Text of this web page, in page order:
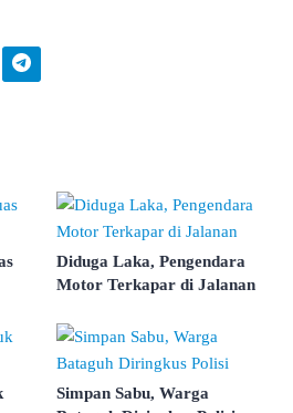
Diduga Laka, Pengendara
Motor Terkapar di Jalanan
Simpan Sabu, Warga